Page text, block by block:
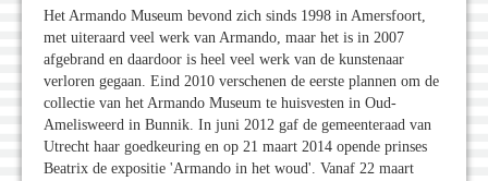
Het Armando Museum bevond zich sinds 1998 in Amersfoort,
met uiteraard veel werk van Armando, maar het is in 2007
afgebrand en daardoor is heel veel werk van de kunstenaar
verloren gegaan. Eind 2010 verschenen de eerste plannen om de
collectie van het Armando Museum te huisvesten in Oud-
Amelisweerd in Bunnik. In juni 2012 gaf de gemeenteraad van
Utrecht haar goedkeuring en op 21 maart 2014 opende prinses
Beatrix de expositie 'Armando in het woud'. Vanaf 22 maart